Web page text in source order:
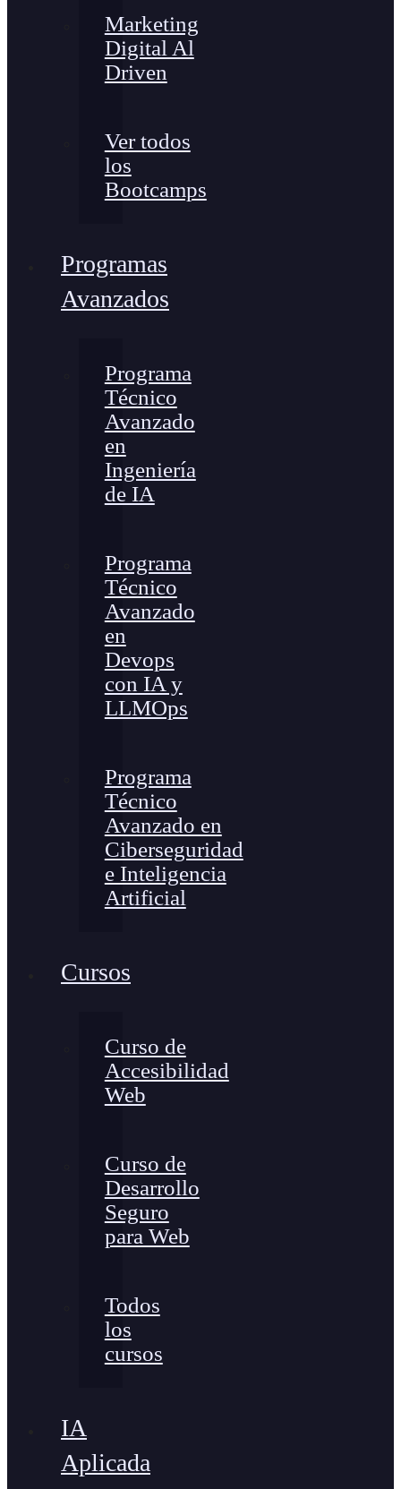
Marketing
Digital Al
Driven
Ver todos
los
Bootcamps
Programas
Avanzados
Programa
Técnico
Avanzado
en
Ingeniería
de IA
Programa
Técnico
Avanzado
en
Devops
con IA y
LLMOps
Programa
Técnico
Avanzado en
Ciberseguridad
e Inteligencia
Artificial
Cursos
Curso de
Accesibilidad
Web
Curso de
Desarrollo
Seguro
para Web
Todos
los
cursos
IA
Aplicada